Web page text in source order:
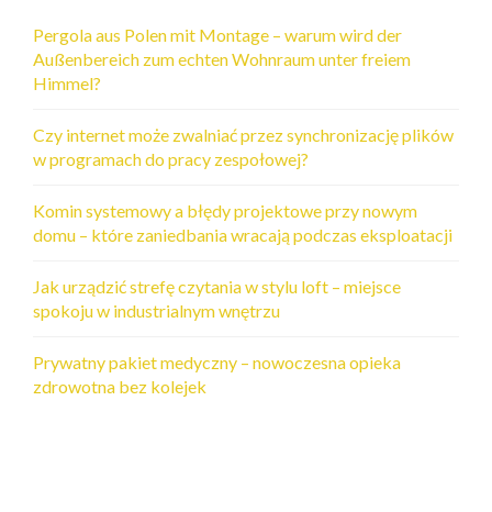
Pergola aus Polen mit Montage – warum wird der
Außenbereich zum echten Wohnraum unter freiem
Himmel?
Czy internet może zwalniać przez synchronizację plików
w programach do pracy zespołowej?
Komin systemowy a błędy projektowe przy nowym
domu – które zaniedbania wracają podczas eksploatacji
Jak urządzić strefę czytania w stylu loft – miejsce
spokoju w industrialnym wnętrzu
Prywatny pakiet medyczny – nowoczesna opieka
zdrowotna bez kolejek